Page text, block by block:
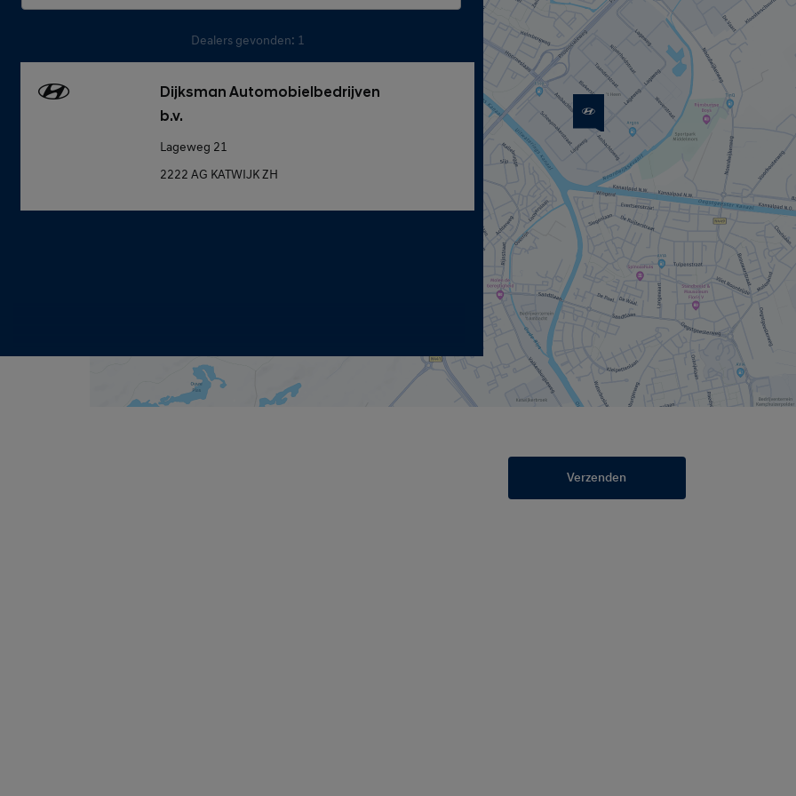
Dealers gevonden: 1
Dijksman Automobielbedrijven
b.v.
Lageweg 21
2222 AG KATWIJK ZH
Verzenden